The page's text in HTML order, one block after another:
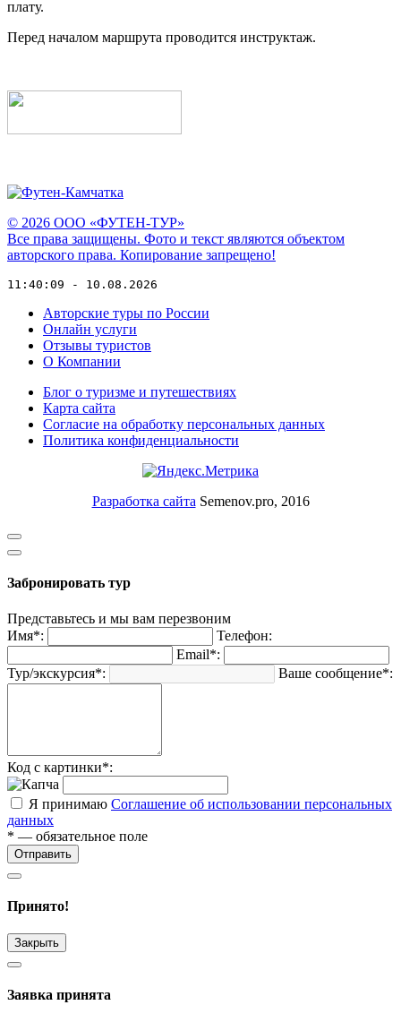
плату.
Перед началом маршрута проводится инструктаж.
© 2026 ООО «ФУТЕН-ТУР»
Все права защищены. Фото и текст являются объектом
авторского права. Копирование запрещено!
11:40:09 - 10.08.2026
Авторские туры по России
Онлайн услуги
Отзывы туристов
О Компании
Блог о туризме и путешествиях
Карта сайта
Согласие на обработку персональных данных
Политика конфиденциальности
Разработка сайта Semenov.pro, 2016
Забронировать тур
Представьтесь и мы вам перезвоним
Имя*:
Телефон:
Email*:
Тур/экскурсия*:
Ваше сообщение*:
Код с картинки*:
Я принимаю Соглашение об использовании персональных
данных
* — обязательное поле
Отправить
Принято!
Закрыть
Заявка принята